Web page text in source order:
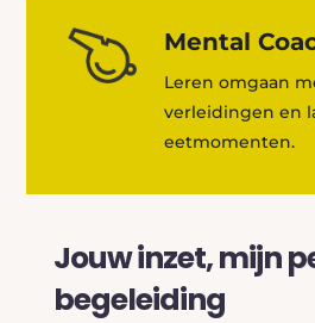
Mental
Leren omgaan
verleidingen en
eetmomenten.
Jouw inzet, mijn
begeleiding